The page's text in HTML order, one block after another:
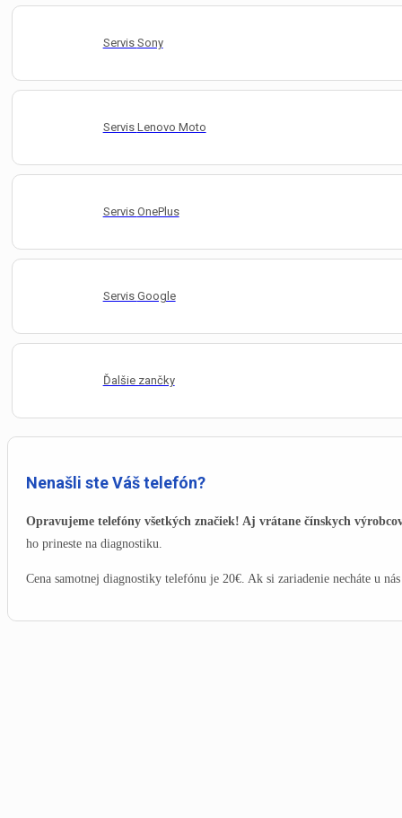
Servis Sony
Servis Lenovo Moto
Servis OnePlus
Servis Google
Ďalšie zančky
Nenašli ste Váš telefón?
Opravujeme telefóny všetkých značiek! Aj vrátane čínskych
ho prineste na diagnostiku.
Cena samotnej diagnostiky telefónu je 20€. Ak si zariadenie necháte u